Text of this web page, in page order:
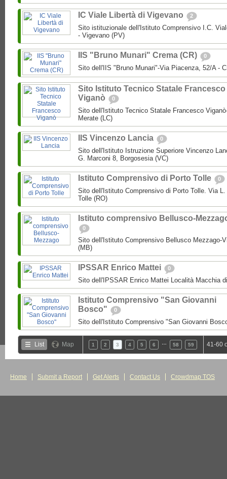
IC Viale Libertà di Vigevano 2
Sito istituzionale dell'Istituto Comprensivo I.C.
- Vigevano (PV)
IIS "Bruno Munari" Crema (CR) 0
Sito dell'IIS "Bruno Munari"-Via Piacenza, 52/A -
Sito Istituto Tecnico Statale Francesco
Viganò
0
Sito dell'Istituto Tecnico Statale Francesco
Merate (LC)
IIS Vincenzo Lancia 0
Sito dell'Istituto Istruzione Superiore Vincenzo
G. Marconi 8, Borgosesia (VC)
Istituto Comprensivo di Porto Tolle 0
Sito dell'Istituto Comprensivo di Porto Tolle. Via
Tolle (RO)
Istituto comprensivo Bellusco-
0
Sito dell'Istituto Comprensivo Bellusco Mezzago-
(MB)
IPSSAR Enrico Mattei 0
Sito dell'IPSSAR Enrico Mattei Località Macchia
Istituto Comprensivo "San Giovanni
Bosco"
0
Sito dell'Istituto Comprensivo "San Giovanni
List Map 1 2 3 4 5 6 58 59 41-60
Home Submit a Report Get Alerts Contact Us Crowdmap TOS